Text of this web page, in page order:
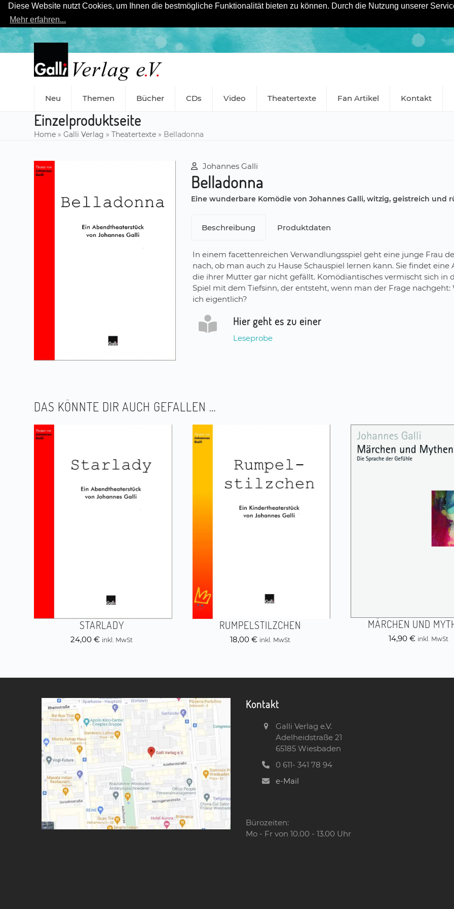
Diese Website nutzt Cookies, um Ihnen die bestmögliche Funktionalität bieten zu können. Durch die Nutzung unserer
Mehr erfahren...
Skip
content
Neu Themen Bücher CDs Video Theatertexte Fan Artikel Kontakt
Einzelproduktseite
Home »Galli Verlag »Theatertexte » Belladonna
Johannes Galli
Belladonna
Eine wunderbare Komödie von Johannes Galli, witzig, geistreich und
Beschreibung Produktdaten
In einem facettenreichen Verwandlungsspiel geht eine junge Frau
nach, ob man auch zu Hause Schauspiel lernen kann. Sie findet eine
die ihrer Mutter gar nicht gefällt. Komödiantisches vermischt sich in
Spiel mit dem Tiefsinn, der entsteht, wenn man der Frage nachgeht:
ich eigentlich?
Hier geht es zu einer
Leseprobe
DAS KÖNNTE DIR AUCH GEFALLEN …
STARLADY
24,00€ inkl. MwSt
RUMPELSTILZCHEN
18,00 € inkl. MwSt
MÄRCHEN UND
14,90 € inkl. MwSt
Kontakt
Galli Verlag e.V.
Adelheidstraße 21
65185 Wiesbaden
0 611- 341 78 94
e-Mail
Bürozeiten:
Mo - Fr von 10.00 - 13.00 Uhr